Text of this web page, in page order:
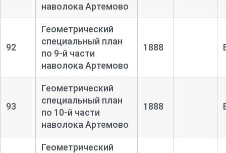
наволока Артемово
92
Геометрический
специальный план
по 9-й части
наволока Артемово
1888
93
Геометрический
специальный план
по 10-й части
наволока Артемово
1888
Геометрический